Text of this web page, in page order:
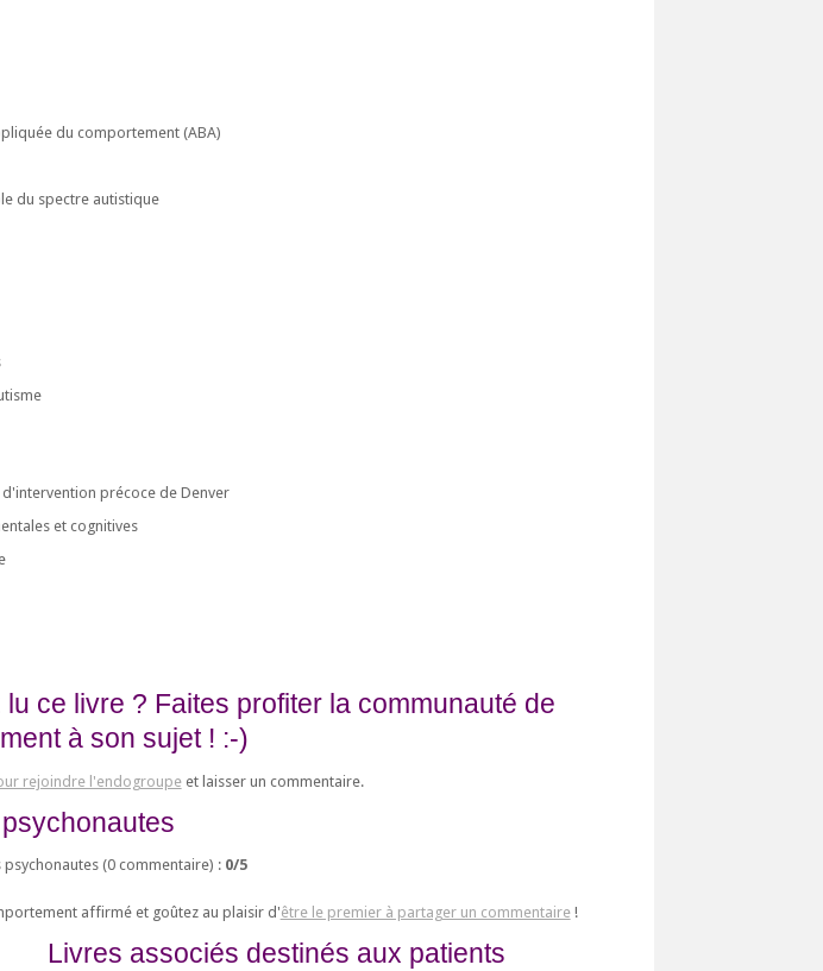
du comportement (ABA)
du spectre autistique
précoce de Denver
et cognitives
ce livre ? Faites profiter la communauté de
à son sujet ! :-)
rejoindre l'endogroupeet laisser un commentaire.
(0commentaire) : 0/5
affirmé et goûtez au plaisir d'être le premier à partager un commentaire!
Livres associés destinés aux patients